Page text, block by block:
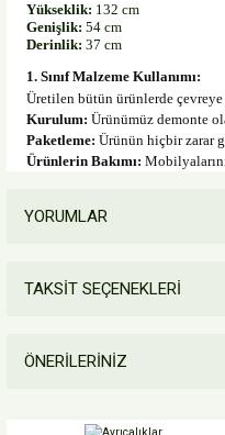
Yükseklik: 132 cm
Genişlik: 54 cm
Derinlik: 37 cm
1. Sınıf Malzeme Kullanımı:
Üretilen bütün ürünlerde çevreye
Kurulum: Ürünümüz demonte
Paketleme: Ürünün hiçbir zarar
Ürünlerin Bakımı:
YORUMLAR
TAKSİT SEÇENEKLERİ
ÖNERİLERİNİZ